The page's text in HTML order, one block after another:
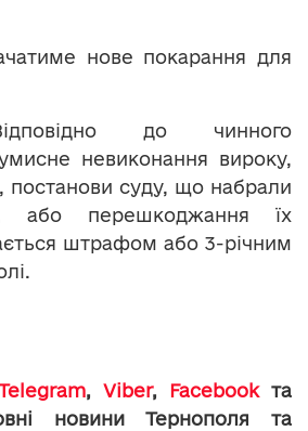
нове покарання для
до чинного
невиконання вироку,
постанови суду, що набрали
або перешкоджання їх
штрафом або 3-річним
, Viber, Facebookта
новини Тернополя та